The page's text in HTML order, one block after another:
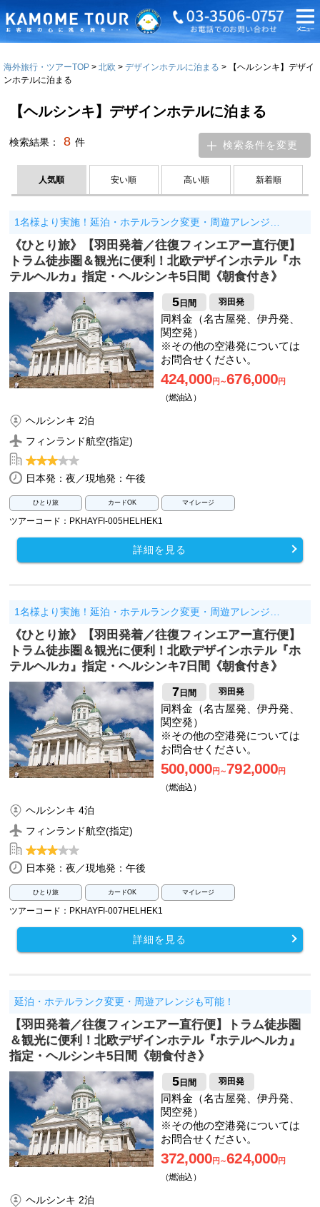
海外旅行・ツアーTOP 北欧 デザインホテルに泊まる
【ヘルシンキ】デザイ
ンホテルに泊まる
【ヘルシンキ】デザインホテルに泊まる
検索結果： 8 件 検索条件を変更
人気順 安い順 高い順 新着順
1名様より実施！延泊・ホテルランク変更・周遊アレンジ…
《ひとり旅》【羽田発着／往復フィンエアー直行便】
トラム徒歩圏＆観光に便利！北欧デザインホテル『ホ
テルヘルカ』指定・ヘルシンキ5日間《朝食付き》
5日間 羽田発
同料金（名古屋発、伊丹発、
関空発）
※その他の空港発については
お問合せください。
424,000円～676,000円
（燃油込）
ヘルシンキ 2泊
フィンランド航空(指定)
日本発：夜／現地発：午後
ひとり旅 カードOK マイレージ
ツアーコード：PKHAYFI-005HELHEK1
詳細を見る
1名様より実施！延泊・ホテルランク変更・周遊アレンジ…
《ひとり旅》【羽田発着／往復フィンエアー直行便】
トラム徒歩圏＆観光に便利！北欧デザインホテル『ホ
テルヘルカ』指定・ヘルシンキ7日間《朝食付き》
7 日間 羽田発
同料金（名古屋発、伊丹発、
関空発）
※その他の空港発については
お問合せください。
500,000円～792,000円
（燃油込）
ヘルシンキ 4泊
フィンランド航空(指定)
日本発：夜／現地発：午後
ひとり旅 カードOK マイレージ
ツアーコード：PKHAYFI-007HELHEK1
詳細を見る
延泊・ホテルランク変更・周遊アレンジも可能！
【羽田発着／往復フィンエアー直行便】トラム徒歩圏
＆観光に便利！北欧デザインホテル『ホテルヘルカ』
指定・ヘルシンキ5日間《朝食付き》
5日間 羽田発
同料金（名古屋発、伊丹発、
関空発）
※その他の空港発については
お問合せください。
372,000円～624,000円
（燃油込）
ヘルシンキ 2泊